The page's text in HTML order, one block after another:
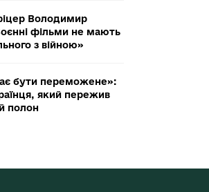
Володимир
фільми не мають
з війною»
бути переможене»:
який пережив
полон